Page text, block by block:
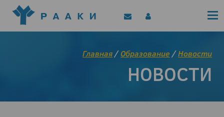
Клинические рекомендации
Позиционные документы
EAACI/РААКИ (статьи)
Цифровой канал
Главная/Образование /Новости
НОВОСТИ